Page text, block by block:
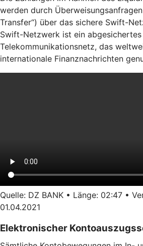
werden durch
Transfer“) über das sichere Swift-
Swift-Netzwerk ist ein abgesichertes
Telekommunikationsnetz, das
internationale Finanznachrichten
Quelle: DZ BANK • Länge: 02:47 •
01.04.2021
Elektronischer